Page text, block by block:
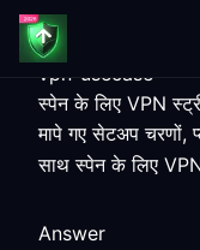
vpn-usecase
स्पेन के लिए VPN
मापे गए सेटअप चरणों,
साथ स्पेन के लिए
Answer